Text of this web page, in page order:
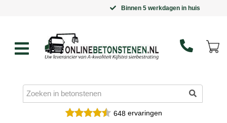
Binnen 5 werkdagen in huis
648ervaringen